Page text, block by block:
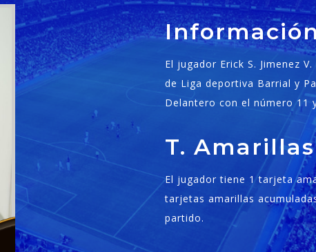
El jugador Erick S. Jimenez
de Liga deportiva Barrial y
Delantero con el número 11
T.
El jugador tiene 1 tarjeta
tarjetas amarillas
partido.